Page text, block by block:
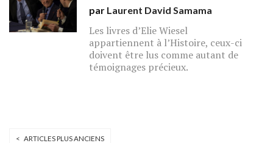
par Laurent David Samama
Les livres d’Elie Wiesel
appartiennent à l’Histoire, ceux-ci
doivent être lus comme autant de
témoignages précieux.
< ARTICLES PLUS ANCIENS